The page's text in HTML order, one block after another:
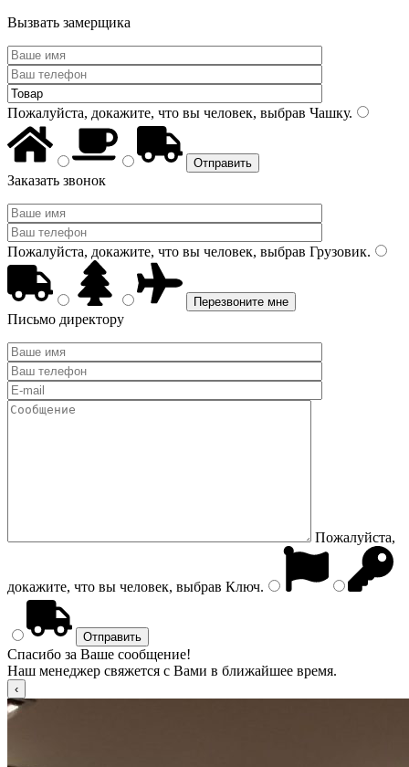
Вызвать замерщика
Пожалуйста, докажите, что вы человек, выбрав Чашку.
Заказать звонок
Пожалуйста, докажите, что вы человек, выбрав Грузовик.
Письмо директору
Пожалуйста,
докажите, что вы человек, выбрав Ключ.
Спасибо за Ваше сообщение!
Наш менеджер свяжется с Вами в ближайшее время.